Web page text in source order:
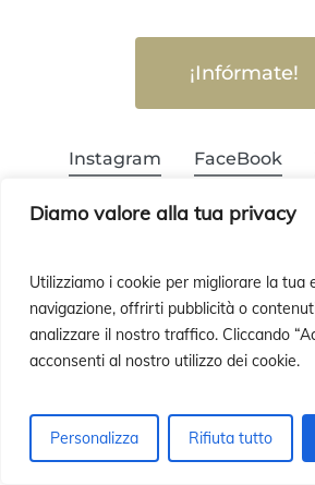
Diamo valore alla tua privacy
Utilizziamo i cookie per migliorare la tua
navigazione, offrirti pubblicità o
analizzare il nostro traffico. Cliccando
acconsenti al nostro utilizzo dei cookie.
Personalizza Rifiuta tutto
¡Infórmate!
Instagram FaceBook
¡Suscríbete!